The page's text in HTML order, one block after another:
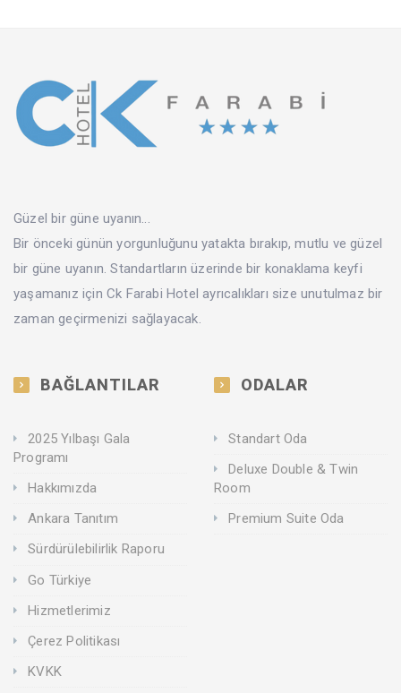
Güzel bir güne uyanın...
Bir önceki günün yorgunluğunu yatakta bırakıp, mutlu ve güzel
bir güne uyanın. Standartların üzerinde bir konaklama keyfi
yaşamanız için Ck Farabi Hotel ayrıcalıkları size unutulmaz bir
zaman geçirmenizi sağlayacak.
BAĞLANTILAR
2025 Yılbaşı Gala
Programı
Hakkımızda
Ankara Tanıtım
Sürdürülebilirlik Raporu
Go Türkiye
Hizmetlerimiz
Çerez Politikası
KVKK
ODALAR
Standart Oda
Deluxe Double & Twin
Room
Premium Suite Oda